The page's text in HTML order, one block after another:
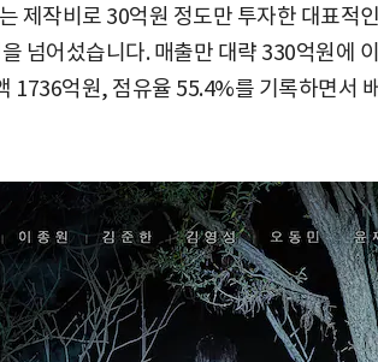
제작비로 30억원 정도만 투자한 대표적
넘어섰습니다. 매출만 대략 330억원에
1736억원, 점유율 55.4%를 기록하면서